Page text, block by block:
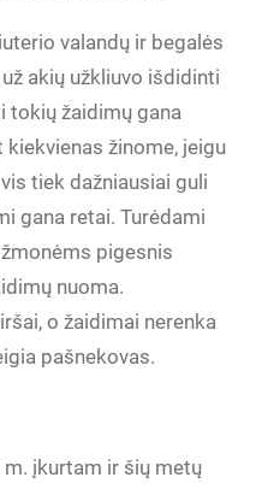
valandų ir begalės
akių užkliuvo išdidinti
tokių žaidimų gana
žinome, jeigu
tiek dažniausiai guli
gana retai. Turėdami
pigesnis
nuoma.
o žaidimai nerenka
pašnekovas.
įkurtam ir šių metų